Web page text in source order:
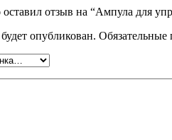
оставил отзыв на “Ампула для
опубликован.